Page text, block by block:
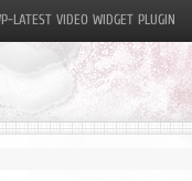
LATEST VIDEO WIDGET PLUGIN